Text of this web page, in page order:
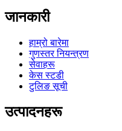
जानकारी
हाम्रो बारेमा
गुणस्तर नियन्त्रण
सेवाहरू
केस स्टडी
टुलिङ सूची
उत्पादनहरू